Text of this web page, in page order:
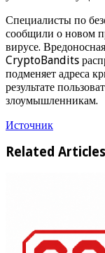
Специалисты по
сообщили о новом
вирусе.
CryptoBandits
подменяет адреса
результате
злоумышленникам.
Источник
Related Articles